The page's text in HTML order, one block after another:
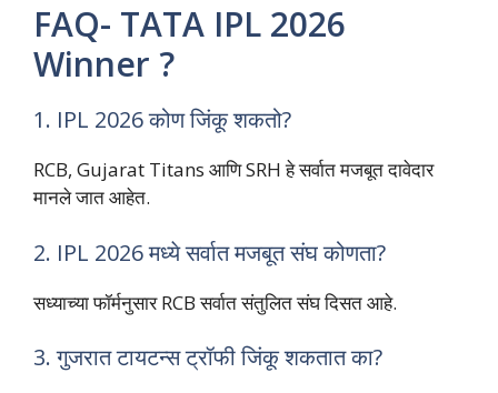
FAQ- TATA IPL 2026
Winner ?
1. IPL 2026 कोण जिंकू शकतो?
RCB, Gujarat Titans आणि SRH हे सर्वात मजबूत दावेदार
मानले जात आहेत.
2. IPL 2026 मध्ये सर्वात मजबूत संघ कोणता?
सध्याच्या फॉर्मनुसार RCB सर्वात संतुलित संघ दिसत आहे.
3. गुजरात टायटन्स ट्रॉफी जिंकू शकतात का?